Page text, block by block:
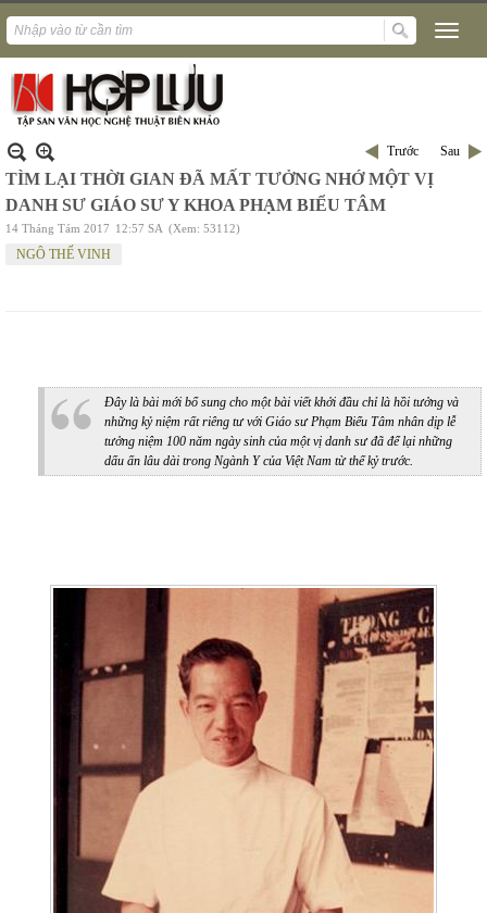
Trước Sau
TÌM LẠI THỜI GIAN ĐÃ MẤT TƯỞNG NHỚ MỘT VỊ
DANH SƯ GIÁO SƯ Y KHOA PHẠM BIỂU TÂM
14 Tháng Tám 2017 12:57 SA (Xem: 53112)
NGÔ THẾ VINH
Đây là bài mới bổ sung cho một bài viết khởi đầu chỉ là hồi tưởng và
những kỷ niệm rất riêng tư với Giáo sư Phạm Biểu Tâm nhân dịp lễ
tưởng niệm 100 năm ngày sinh của một vị danh sư đã để lại những
dấu ấn lâu dài trong Ngành Y của Việt Nam từ thế kỷ trước.